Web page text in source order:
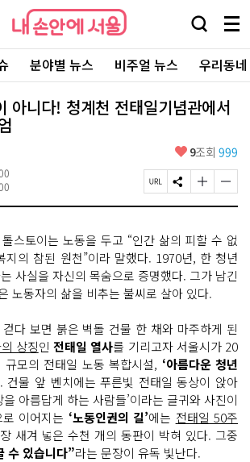
내
손
에
울
검
창
열
기
메
뉴
전
체
보
기
분야별 뉴스 비주얼 뉴스 우리동
아니다! 청계천 전태일기념관에서
좋
요
9조회 999
페
이
R
L
복
사
S
N
유
하
기
글
자
크
게
변
경
하
글
자
작
게
변
경
스토이는 노동을 두고 “인간 삶의 피할 수 없
지의 참된 원천”이라 말했다. 1970년, 한 청년
사실을 자신의 목숨으로 증명했다. 그가 남긴
노동자의 삶을 비추는 불씨로 살아 있다.
다 보면 붉은 벽돌 건물 한 채와 마주하게 된
상징인 전태일 열사를 기리고자 서울시가 20
모의 전태일 노동 복합시설, ‘아름다운 청년
건물 앞 벤치에는 푸른빛 전태일 동상이 앉아
을 아름답게 하는 사람들’이라는 글귀와 사진이
이어지는 ‘노동인권의 길’에는 전태일 50주
새겨 넣은 수천 개의 동판이 박혀 있다. 그중
수 있습니다”라는 문장이 유독 빛난다.